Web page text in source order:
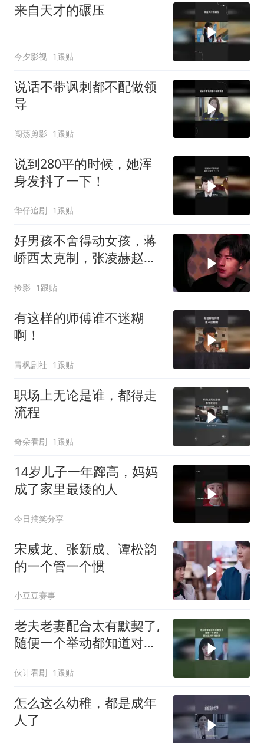
来自天才的碾压
今夕影视 1跟贴
说话不带讽刺都不配做领
导
闯荡剪影 1跟贴
说到280平的时候，她浑
身发抖了一下！
华仔追剧 1跟贴
好男孩不舍得动女孩，蒋
峤西太克制，张凌赫赵今
捡影 1跟贴
有这样的师傅谁不迷糊
啊！
青枫剧社 1跟贴
职场上无论是谁，都得走
流程
奇朵看剧 1跟贴
14岁儿子一年蹿高，妈妈
成了家里最矮的人
今日搞笑分享
宋威龙、张新成、谭松韵
的一个管一个惯
小豆豆赛事
老夫老妻配合太有默契了,
随便一个举动都知道对方
伙计看剧 1跟贴
怎么这么幼稚，都是成年
人了